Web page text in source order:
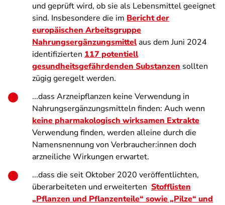
und geprüft wird, ob sie als Lebensmittel geeignet
sind. Insbesondere die im Bericht der
europäischen Arbeitsgruppe
Nahrungsergänzungsmittelaus dem Juni 2024
identifizierten 117 potentiell
gesundheitsgefährdenden Substanzen sollten
zügig geregelt werden.
...dass Arzneipflanzen keine Verwendung in
Nahrungsergänzungsmitteln finden: Auch wenn
keine pharmakologisch wirksamen Extrakte
Verwendung finden, werden alleine durch die
Namensnennung von Verbraucher:innen doch
arzneiliche Wirkungen erwartet.
...dass die seit Oktober 2020 veröffentlichten,
überarbeiteten und erweiterten Stofflisten
„Pflanzen und Pflanzenteile“ sowie „Pilze“ und